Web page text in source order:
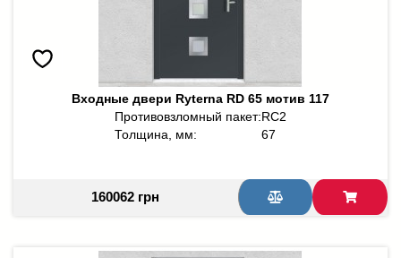
Входные двери Ryterna RD 65 мотив 117
Противовзломный пакет:RC2
Толщина, мм:
67
160062 грн